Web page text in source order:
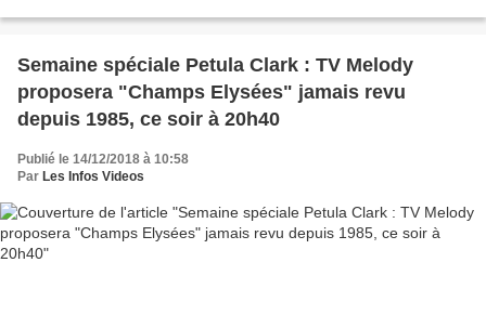
Semaine spéciale Petula Clark : TV Melody
proposera "Champs Elysées" jamais revu
depuis 1985, ce soir à 20h40
Publié le 14/12/2018 à 10:58
Par Les Infos Videos